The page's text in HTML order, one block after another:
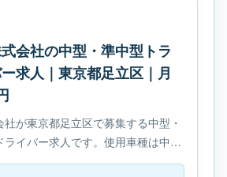
会社の中型・準中型トラ
求人｜東京都足立区｜月
が東京都足立区で募集する中型・
イバー求人です。使用車種は中型
務時間は- 変形労働時間制です。必